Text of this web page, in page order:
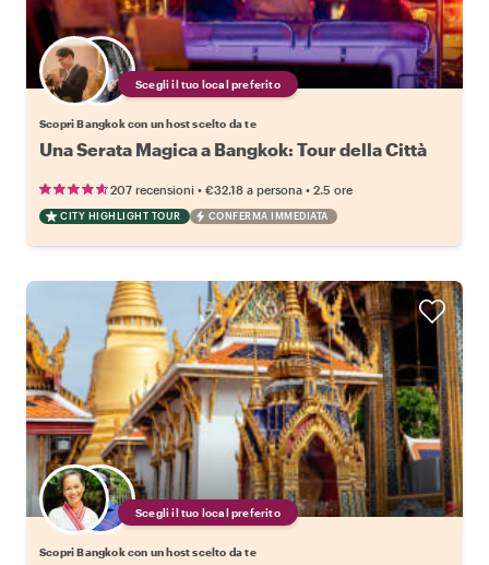
Scegli il tuo local preferito
Scopri Bangkok con un host scelto da te
Una Serata Magica a Bangkok: Tour della Città
207 recensioni • €32.18 a persona • 2.5 ore
CITY HIGHLIGHT TOUR CONFERMA IMMEDIATA
Scegli il tuo local preferito
Scopri Bangkok con un host scelto da te